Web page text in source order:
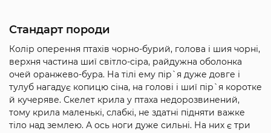
Стандарт породи
Колір оперення птахів чорно-бурий, голова і шия чорні,
верхня частина шиї світло-сіра, райдужна оболонка
очей оранжево-бура. На тілі ему пір`я дуже довге і
тулуб нагадує копицю сіна, на голові і шиї пір`я коротке
й кучеряве. Скелет крила у птаха недорозвинений,
тому крила маленькі, слабкі, не здатні підняти важке
тіло над землею. А ось ноги дуже сильні. На них є три